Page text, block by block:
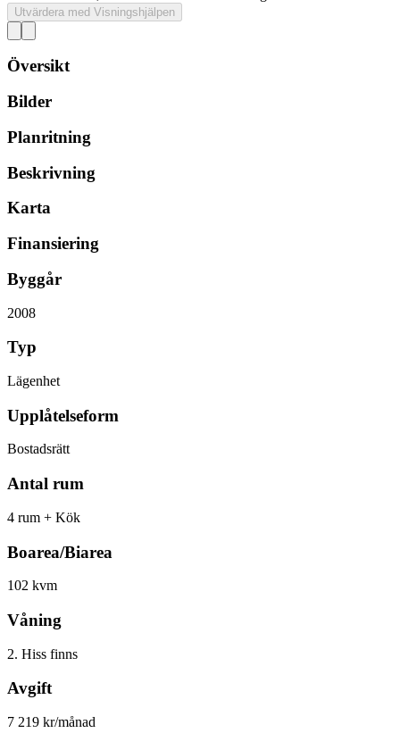
Utvärdera med Visningshjälpen
Översikt
Bilder
Planritning
Beskrivning
Karta
Finansiering
Byggår
2008
Typ
Lägenhet
Upplåtelseform
Bostadsrätt
Antal rum
4 rum + Kök
Boarea/Biarea
102 kvm
Våning
2. Hiss finns
Avgift
7 219 kr/månad